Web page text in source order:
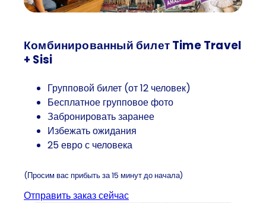
Комбинированный билет Time Travel
+ Sisi
Групповой билет (от 12 человек)
Бесплатное групповое фото
Забронировать заранее
Избежать ожидания
25 евро с человека
(Просим вас прибыть за 15 минут до начала)
Отправить заказ сейчас